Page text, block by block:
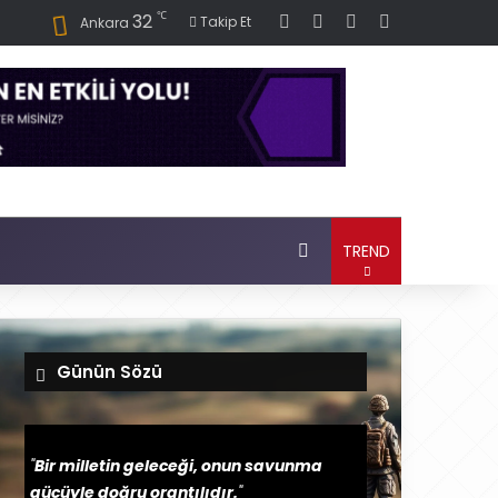
Ankara 32 ℃ Takip Et Giriş Rastgele Haber Oku
Kenar Bölmesi
TREND
Günün Sözü
"Bir milletin geleceği, onun savunma
gücüyle doğru orantılıdır."